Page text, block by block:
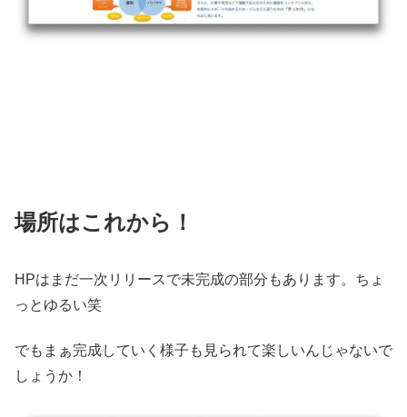
場所はこれから！
HPはまだ一次リリースで未完成の部分もあります。ちょ
っとゆるい笑
でもまぁ完成していく様子も見られて楽しいんじゃないで
しょうか！